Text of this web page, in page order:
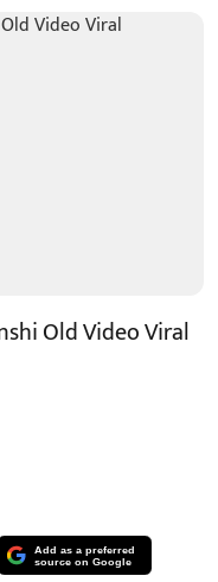
Old Video Viral
Add as a preferred
source on Google